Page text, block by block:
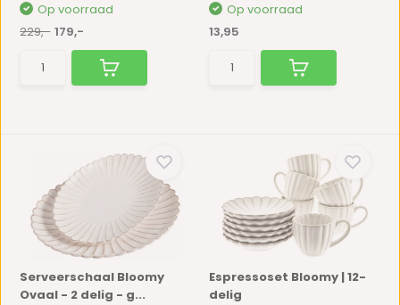
Op voorraad
229,- 179,-
Op voorraad
13,95
Serveerschaal Bloomy
Ovaal - 2 delig - g...
Espressoset Bloomy | 12-
delig